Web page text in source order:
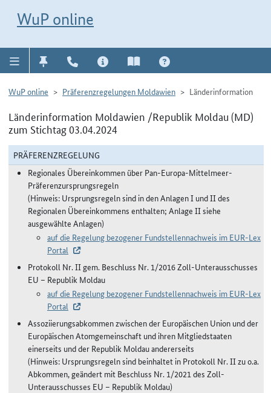
WuP online
WuP online Präferenzregelungen Moldawien Länderinformation
Länderinformation Moldawien /Republik Moldau (MD)
zum Stichtag 03.04.2024
PRÄFERENZREGELUNG
Regionales Übereinkommen über Pan-Europa-Mittelmeer-
Präferenzursprungsregeln
(Hinweis: Ursprungsregeln sind in den Anlagen I und II des
Regionalen Übereinkommens enthalten; Anlage II siehe
ausgewählte Anlagen)
auf die Regelung bezogener Fundstellennachweis im EUR-Lex
Portal
Protokoll Nr. II gem. Beschluss Nr. 1/2016 Zoll-Unterausschusses
EU – Republik Moldau
auf die Regelung bezogener Fundstellennachweis im EUR-Lex
Portal
Assoziierungsabkommen zwischen der Europäischen Union und der
Europäischen Atomgemeinschaft und ihren Mitgliedstaaten
einerseits und der Republik Moldau andererseits
(Hinweis: Ursprungsregeln sind beinhaltet in Protokoll Nr. II zu o.a.
Abkommen, geändert mit Beschluss Nr. 1/2021 des Zoll-
Unterausschusses EU – Republik Moldau)